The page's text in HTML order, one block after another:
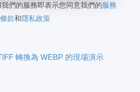
們的服務即表示您同意我們的服務
條款和隱私政策
轉換為 WEBP 的現場演示